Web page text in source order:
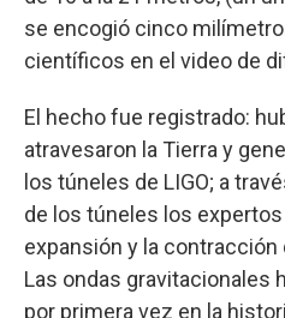
se encogió cinco
científicos en el video de
El hecho fue registrado:
atravesaron la Tierra y
los túneles de LIGO; a
de los túneles los
expansión y la
Las ondas gravitacionales
por primera vez en la